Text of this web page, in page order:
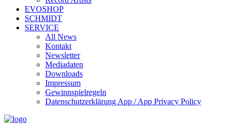
EVOSHOP
SCHMIDT
SERVICE
All News
Kontakt
Newsletter
Mediadaten
Downloads
Impressum
Gewinnspielregeln
Datenschutzerklärung App / App Privacy Policy